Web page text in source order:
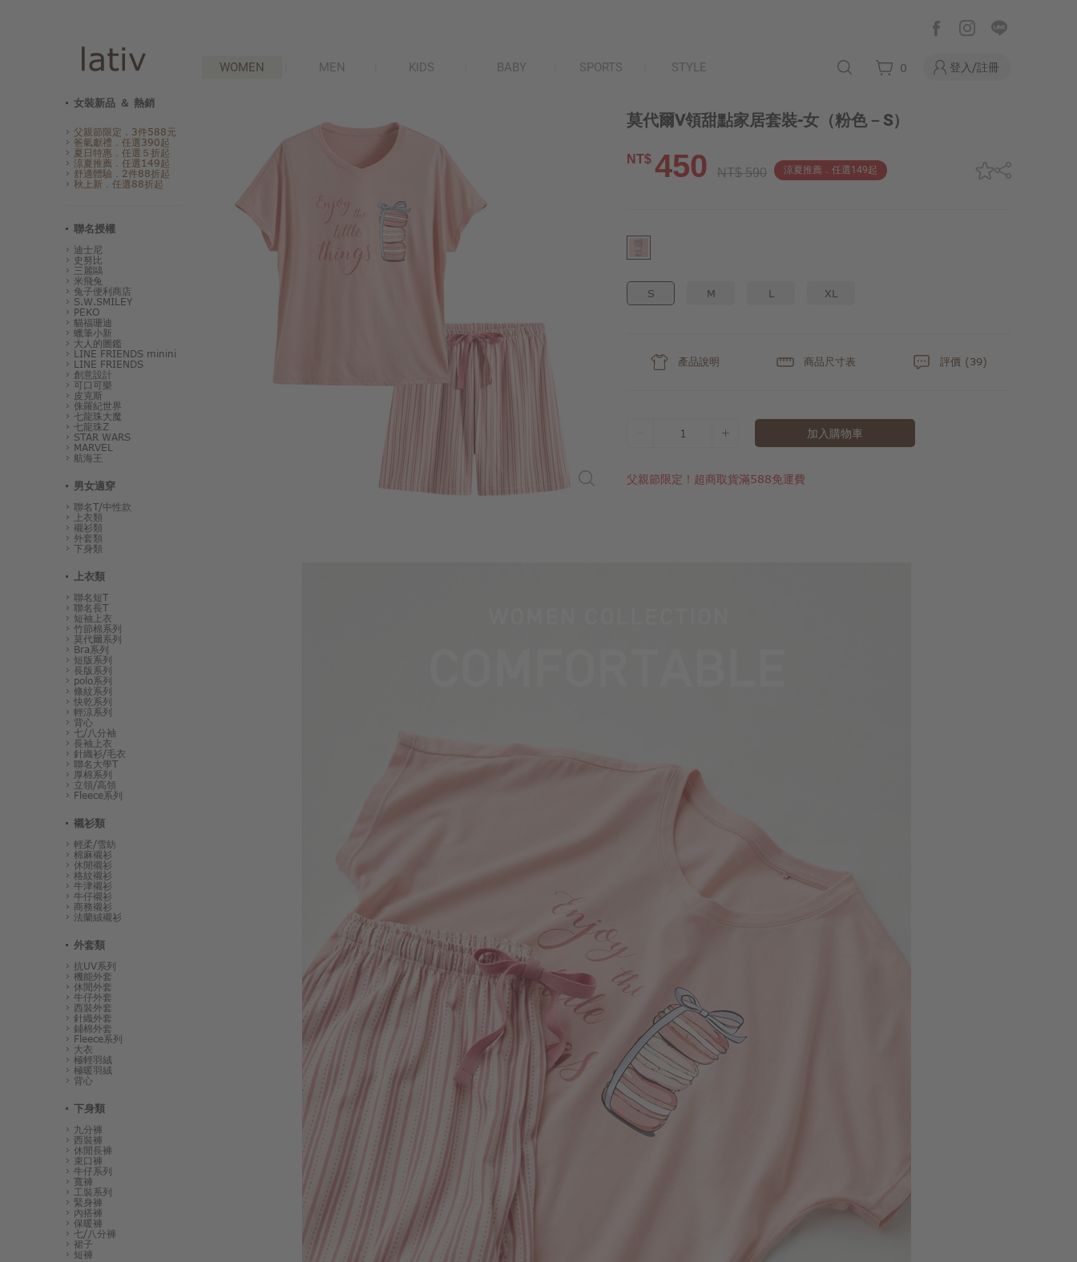
WOMEN MEN KIDS BABY SPORTS STYLE 0 登入/註冊
女裝新品 ＆ 熱銷
父親節限定．3件588元
爸氣獻禮．任選390起
夏日特惠．任選５折起
涼夏推薦．任選149起
舒適體驗．2件88折起
秋上新．任選88折起
聯名授權
迪士尼
史努比
三麗鷗
米飛兔
兔子便利商店
S.W.SMILEY
PEKO
貓福珊迪
蠟筆小新
大人的圖鑑
LINE FRIENDS minini
LINE FRIENDS
創意設計
可口可樂
皮克斯
侏羅紀世界
七龍珠大魔
七龍珠Z
STAR WARS
MARVEL
航海王
男女適穿
聯名T/中性款
上衣類
襯衫類
外套類
下身類
上衣類
聯名短T
聯名長T
短袖上衣
竹節棉系列
莫代爾系列
Bra系列
短版系列
長版系列
polo系列
條紋系列
快乾系列
輕涼系列
背心
七/八分袖
長袖上衣
針織衫/毛衣
聯名大學T
厚棉系列
立領/高領
Fleece系列
襯衫類
輕柔/雪紡
棉麻襯衫
休閒襯衫
格紋襯衫
牛津襯衫
牛仔襯衫
商務襯衫
法蘭絨襯衫
外套類
抗UV系列
機能外套
休閒外套
牛仔外套
西裝外套
針織外套
鋪棉外套
Fleece系列
大衣
極輕羽絨
極暖羽絨
背心
下身類
九分褲
西裝褲
休閒長褲
束口褲
牛仔系列
寬褲
工裝系列
緊身褲
內搭褲
保暖褲
七/八分褲
裙子
短褲
莫代爾V領甜點家居套裝-女 （粉色－S）
NT$ 450 NT$ 590 涼夏推薦．任選149起
S M L XL
產品說明 商品尺寸表 評價 (39)
1 加入購物車
父親節限定！超商取貨滿588免運費